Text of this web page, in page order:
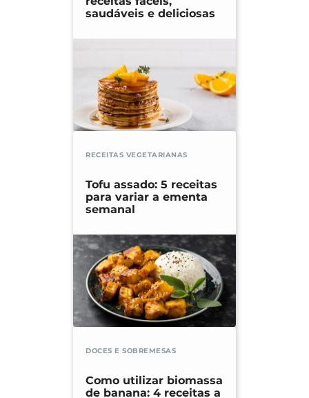
saudáveis e deliciosas
RECEITAS VEGETARIANAS
Tofu assado: 5 receitas
para variar a ementa
semanal
DOCES E SOBREMESAS
Como utilizar biomassa
de banana: 4 receitas a